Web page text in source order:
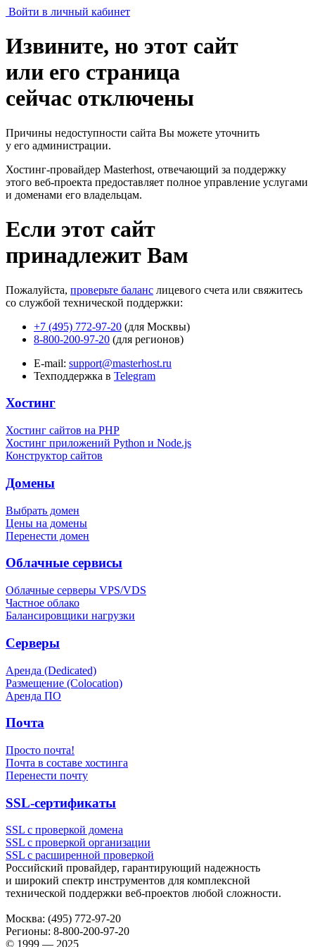
Войти в личный кабинет
Извините, но этот сайт
или его страница
сейчас отключены
Причины недоступности сайта Вы можете уточнить
у его администрации.
Хостинг-провайдер Masterhost, отвечающий за поддержку
этого веб-проекта предоставляет полное управление услугами
и доменами его владельцам.
Если этот сайт
принадлежит Вам
Пожалуйста, проверьте баланс лицевого счета или свяжитесь
со службой технической поддержки:
+7 (495) 772-97-20 (для Москвы)
8-800-200-97-20 (для регионов)
E-mail: support@masterhost.ru
Техподдержка в Telegram
Хостинг
Хостинг сайтов на PHP
Хостинг приложений Python и Node.js
Конструктор сайтов
Домены
Выбрать домен
Цены на домены
Перенести домен
Облачные сервисы
Облачные серверы VPS/VDS
Частное облако
Балансировщики нагрузки
Серверы
Аренда (Dedicated)
Размещение (Colocation)
Аренда ПО
Почта
Просто почта!
Почта в составе хостинга
Перенести почту
SSL-сертификаты
SSL с проверкой домена
SSL с проверкой организации
SSL с расширенной проверкой
Российский провайдер, гарантирующий надежность
и широкий спектр инструментов для комплексной
технической поддержки веб-проектов любой сложности.
Москва: (495) 772-97-20
Регионы: 8-800-200-97-20
© 1999 — 2025